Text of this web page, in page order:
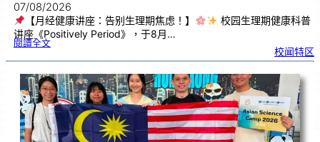
07/08/2026
【月经健康讲座：告别生理期焦虑！】
校园生理期健康科普
讲座《Positively Period》，于8月…
閱讀全文:月
康
座
告
别
生
理
期
焦
虑
！
校闻特区